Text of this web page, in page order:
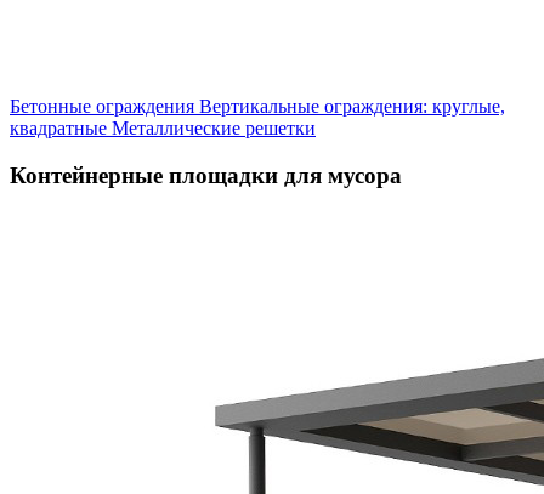
Бетонные ограждения Вертикальные ограждения: круглые,
квадратные Металлические решетки
Контейнерные площадки для мусора